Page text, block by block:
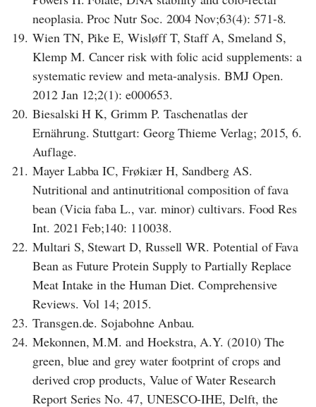
neoplasia. Proc Nutr Soc. 2004 Nov;63(4): 571-8.
19. Wien TN, Pike E, Wisløff T, Staff A, Smeland S,
Klemp M. Cancer risk with folic acid supplements: a
systematic review and meta-analysis. BMJ Open.
2012 Jan 12;2(1): e000653.
20. Biesalski H K, Grimm P. Taschenatlas der
Ernährung. Stuttgart: Georg Thieme Verlag; 2015, 6.
Auflage.
21. Mayer Labba IC, Frøkiær H, Sandberg AS.
Nutritional and antinutritional composition of fava
bean (Vicia faba L., var. minor) cultivars. Food Res
Int. 2021 Feb;140: 110038.
22. Multari S, Stewart D, Russell WR. Potential of Fava
Bean as Future Protein Supply to Partially Replace
Meat Intake in the Human Diet. Comprehensive
Reviews. Vol 14; 2015.
23. Transgen.de. Sojabohne Anbau.
24. Mekonnen, M.M. and Hoekstra, A.Y. (2010) The
green, blue and grey water footprint of crops and
derived crop products, Value of Water Research
Report Series No. 47, UNESCO-IHE, Delft, the